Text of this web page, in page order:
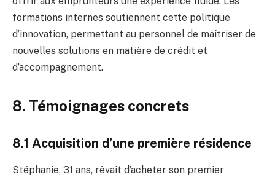
formations internes soutiennent cette politique
d’innovation, permettant au personnel de maîtriser de
nouvelles solutions en matière de crédit et
d’accompagnement.
8. Témoignages concrets
8.1 Acquisition d’une première résidence
Stéphanie, 31 ans, rêvait d’acheter son premier